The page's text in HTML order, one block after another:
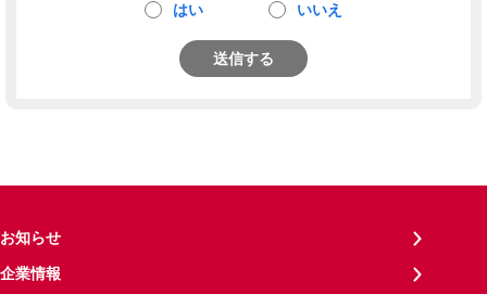
はい いいえ
送信する
お知らせ
企業情報